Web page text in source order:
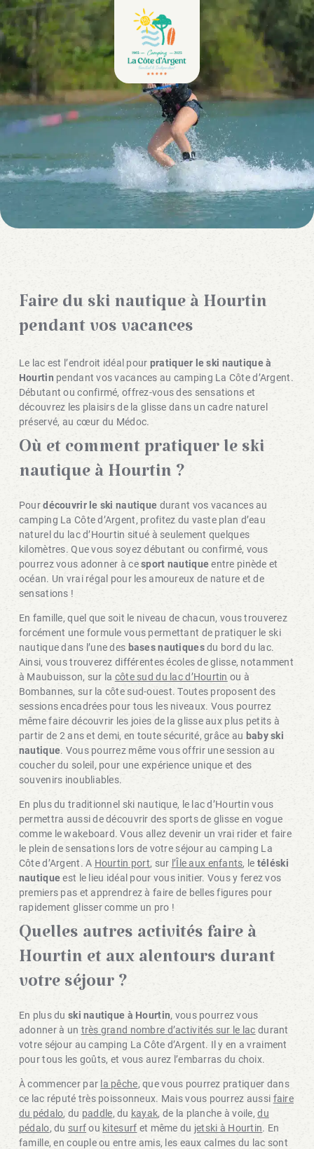
Faire du ski nautique à Hourtin
pendant vos vacances
Le lac est l’endroit idéal pour pratiquer le ski nautique à
Hourtin pendant vos vacances au camping La Côte d’Argent.
Débutant ou confirmé, offrez-vous des sensations et
découvrez les plaisirs de la glisse dans un cadre naturel
préservé, au cœur du Médoc.
Où et comment pratiquer le ski
nautique à Hourtin ?
Pourdécouvrir le ski nautique durant vos vacances au
camping La Côte d’Argent, profitez du vaste plan d’eau
naturel du lac d’Hourtin situé à seulement quelques
kilomètres. Que vous soyez débutant ou confirmé, vous
pourrez vous adonner à cesport nautiqueentre pinède et
océan. Un vrai régal pour les amoureux de nature et de
sensations !
En famille, quel que soit le niveau de chacun, vous trouverez
forcément une formule vous permettant de pratiquer le ski
nautique dans l’une des bases nautiquesdu bord du lac.
Ainsi, vous trouverez différentes écoles de glisse, notamment
à Maubuisson, sur la côte sud du lac d’Hourtin ou à
Bombannes, sur la côte sud-ouest. Toutes proposent des
sessions encadrées pour tous les niveaux. Vous pourrez
même faire découvrir les joies de la glisse aux plus petits à
partir de 2 ans et demi, en toute sécurité, grâce au baby ski
nautique. Vous pourrez même vous offrir une session au
coucher du soleil, pour une expérience unique et des
souvenirs inoubliables.
En plus du traditionnel ski nautique, le lac d’Hourtin vous
permettra aussi de découvrir des sports de glisse en vogue
comme le wakeboard. Vous allez devenir un vrai rider et faire
le plein de sensations lors de votre séjour au camping La
Côte d’Argent. A Hourtin port, sur l’Île aux enfants, le téléski
nautiqueest le lieu idéal pour vous initier. Vous y ferez vos
premiers pas et apprendrez à faire de belles figures pour
rapidement glisser comme un pro !
Quelles autres activités faire à
Hourtin et aux alentours durant
votre séjour ?
En plus du ski nautique à Hourtin, vous pourrez vous
adonner à un très grand nombre d’activités sur le lac durant
votre séjour au camping La Côte d’Argent. Il y en a vraiment
pour tous les goûts, et vous aurez l’embarras du choix.
À commencer par la pêche, que vous pourrez pratiquer dans
ce lac réputé très poissonneux. Mais vous pourrez aussi faire
du pédalo, du paddle, du kayak, de la planche à voile,du
pédalo, du surfou kitesurf et même du jetski à Hourtin. En
famille, en couple ou entre amis, les eaux calmes du lac sont